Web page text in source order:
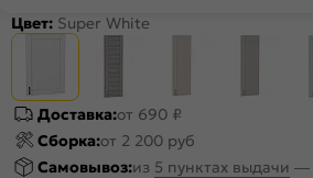
Цвет: Super White
Доставка:от 690 ₽
Сборка:от 2 200 руб
Самовывоз:из 5 пунктах выдачи —